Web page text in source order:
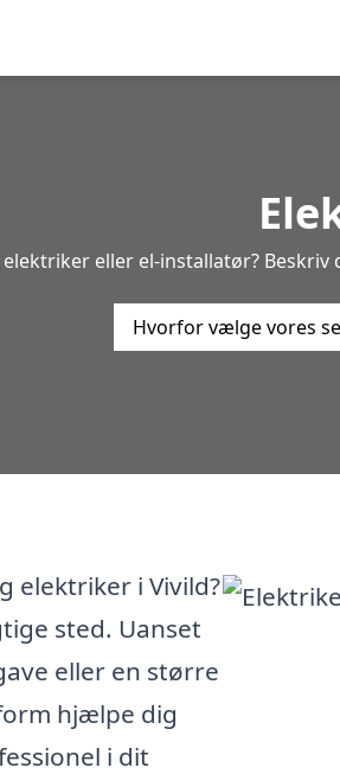
eller el-installatør? Beskriv
Hvorfor vælge vores
elektriker i Vivild?
sted. Uanset
eller en større
hjælpe dig
i dit